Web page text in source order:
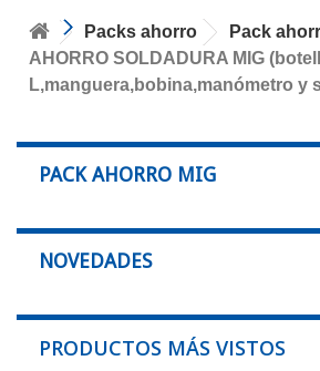
Packs ahorro Pack
AHORRO SOLDADURA MIG
L,manguera,bobina,manómetro y
PACK AHORRO MIG
NOVEDADES
PRODUCTOS MÁS VISTOS